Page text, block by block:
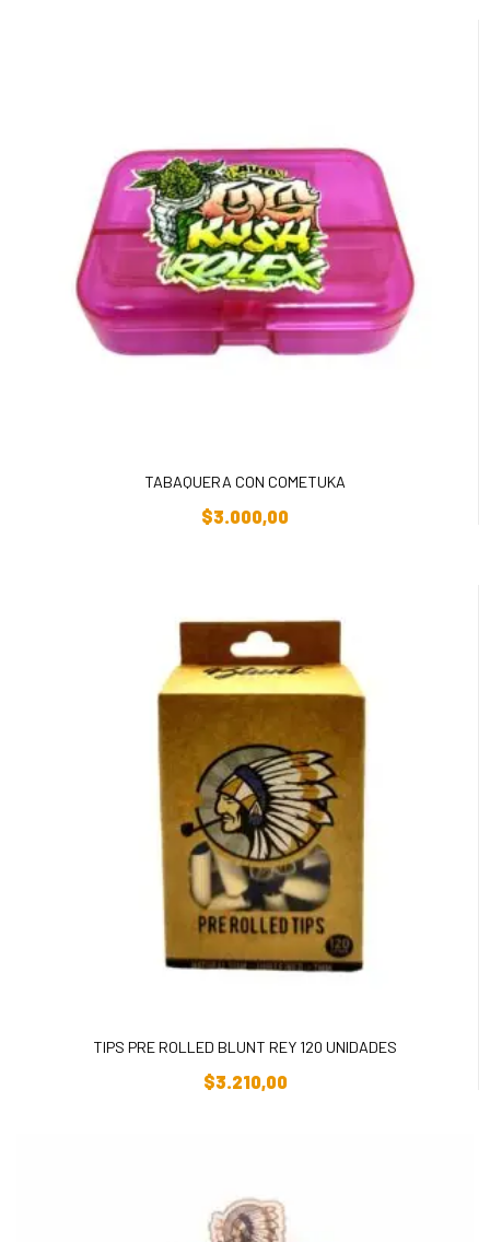
TABAQUERA CON COMETUKA
$3.000,00
TIPS PRE ROLLED BLUNT REY 120 UNIDADES
$3.210,00